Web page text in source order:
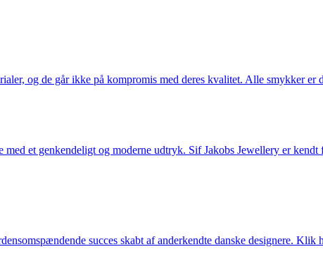
og de går ikke på kompromis med deres kvalitet. Alle smykker
et genkendeligt og moderne udtryk. Sif Jakobs Jewellery er
succes skabt af anderkendte danske designere. Klik